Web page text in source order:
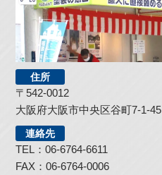
住所
〒542-0012
大阪府大阪市中央区谷町7-1-45
連絡先
TEL：06-6764-6611
FAX：06-6764-0006